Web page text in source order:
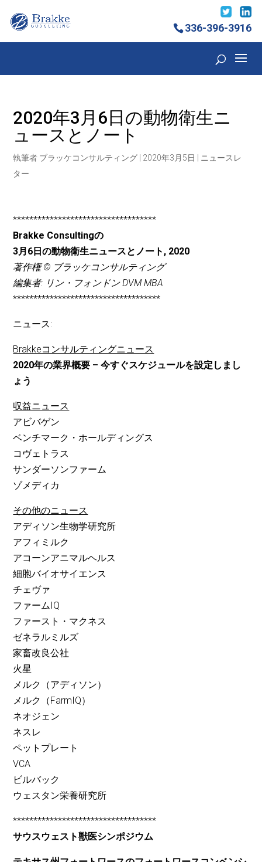
336-396-3916
2020年3月6日の動物衛生ニ
ュースとノート
執筆者 ブラッケコンサルティング 2020年3月5日
ニュースレ
ター
***********************************
Brakke Consultingの
3月6日の動物衛生ニュースとノート , 2020
著作権 © ブラッケコンサルティング
編集者: リン・フォンドン DVM MBA
************************************
ニュース:
Brakkeコンサルティングニュース
2020年の業界概要 – 今すぐスケジュールを設定しまし
ょう
収益ニュース
アビバゲン
ベンチマーク・ホールディングス
コヴェトラス
サンダーソンファーム
ゾメディカ
その他のニュース
アディソン生物学研究所
アフィミルク
アコーンアニマルヘルス
細胞バイオサイエンス
チェヴァ
ファームIQ
ファースト・マクネス
ゼネラルミルズ
家畜改良公社
火星
メルク（アディソン）
メルク（FarmIQ）
ネオジェン
ネスレ
ペットプレート
VCA
ビルバック
ウェスタン栄養研究所
***********************************
サウスウェスト獣医シンポジウム